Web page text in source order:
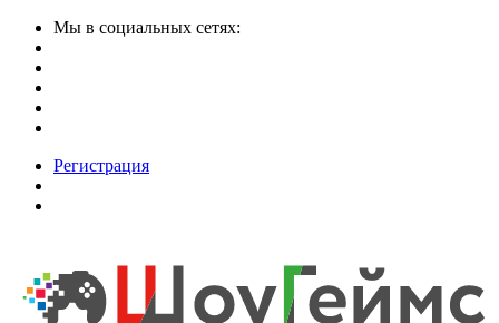
Мы в социальных сетях:
Регистрация